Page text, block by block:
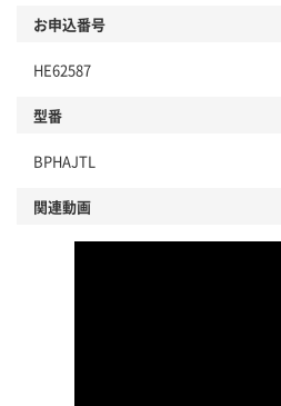
お申込番号
HE62587
型番
BPHAJTL
関連動画